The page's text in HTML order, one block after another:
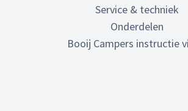
Service & techniek
Onderdelen
Booij Campers instructie